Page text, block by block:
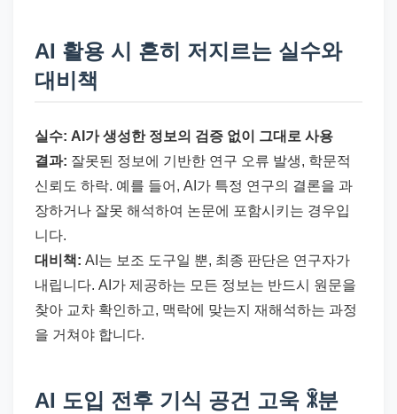
AI 활용 시 흔히 저지르는 실수와
대비책
실수: AI가 생성한 정보의 검증 없이 그대로 사용
결과: 잘못된 정보에 기반한 연구 오류 발생, 학문적
신뢰도 하락. 예를 들어, AI가 특정 연구의 결론을 과
장하거나 잘못 해석하여 논문에 포함시키는 경우입
니다.
대비책: AI는 보조 도구일 뿐, 최종 판단은 연구자가
내립니다. AI가 제공하는 모든 정보는 반드시 원문을
찾아 교차 확인하고, 맥락에 맞는지 재해석하는 과정
을 거쳐야 합니다.
AI 도입 전후 기식 공건 고욱 ꍜ분